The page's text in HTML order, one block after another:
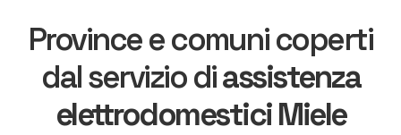
Province e comuni coperti
dal servizio diassistenza
elettrodomestici Miele